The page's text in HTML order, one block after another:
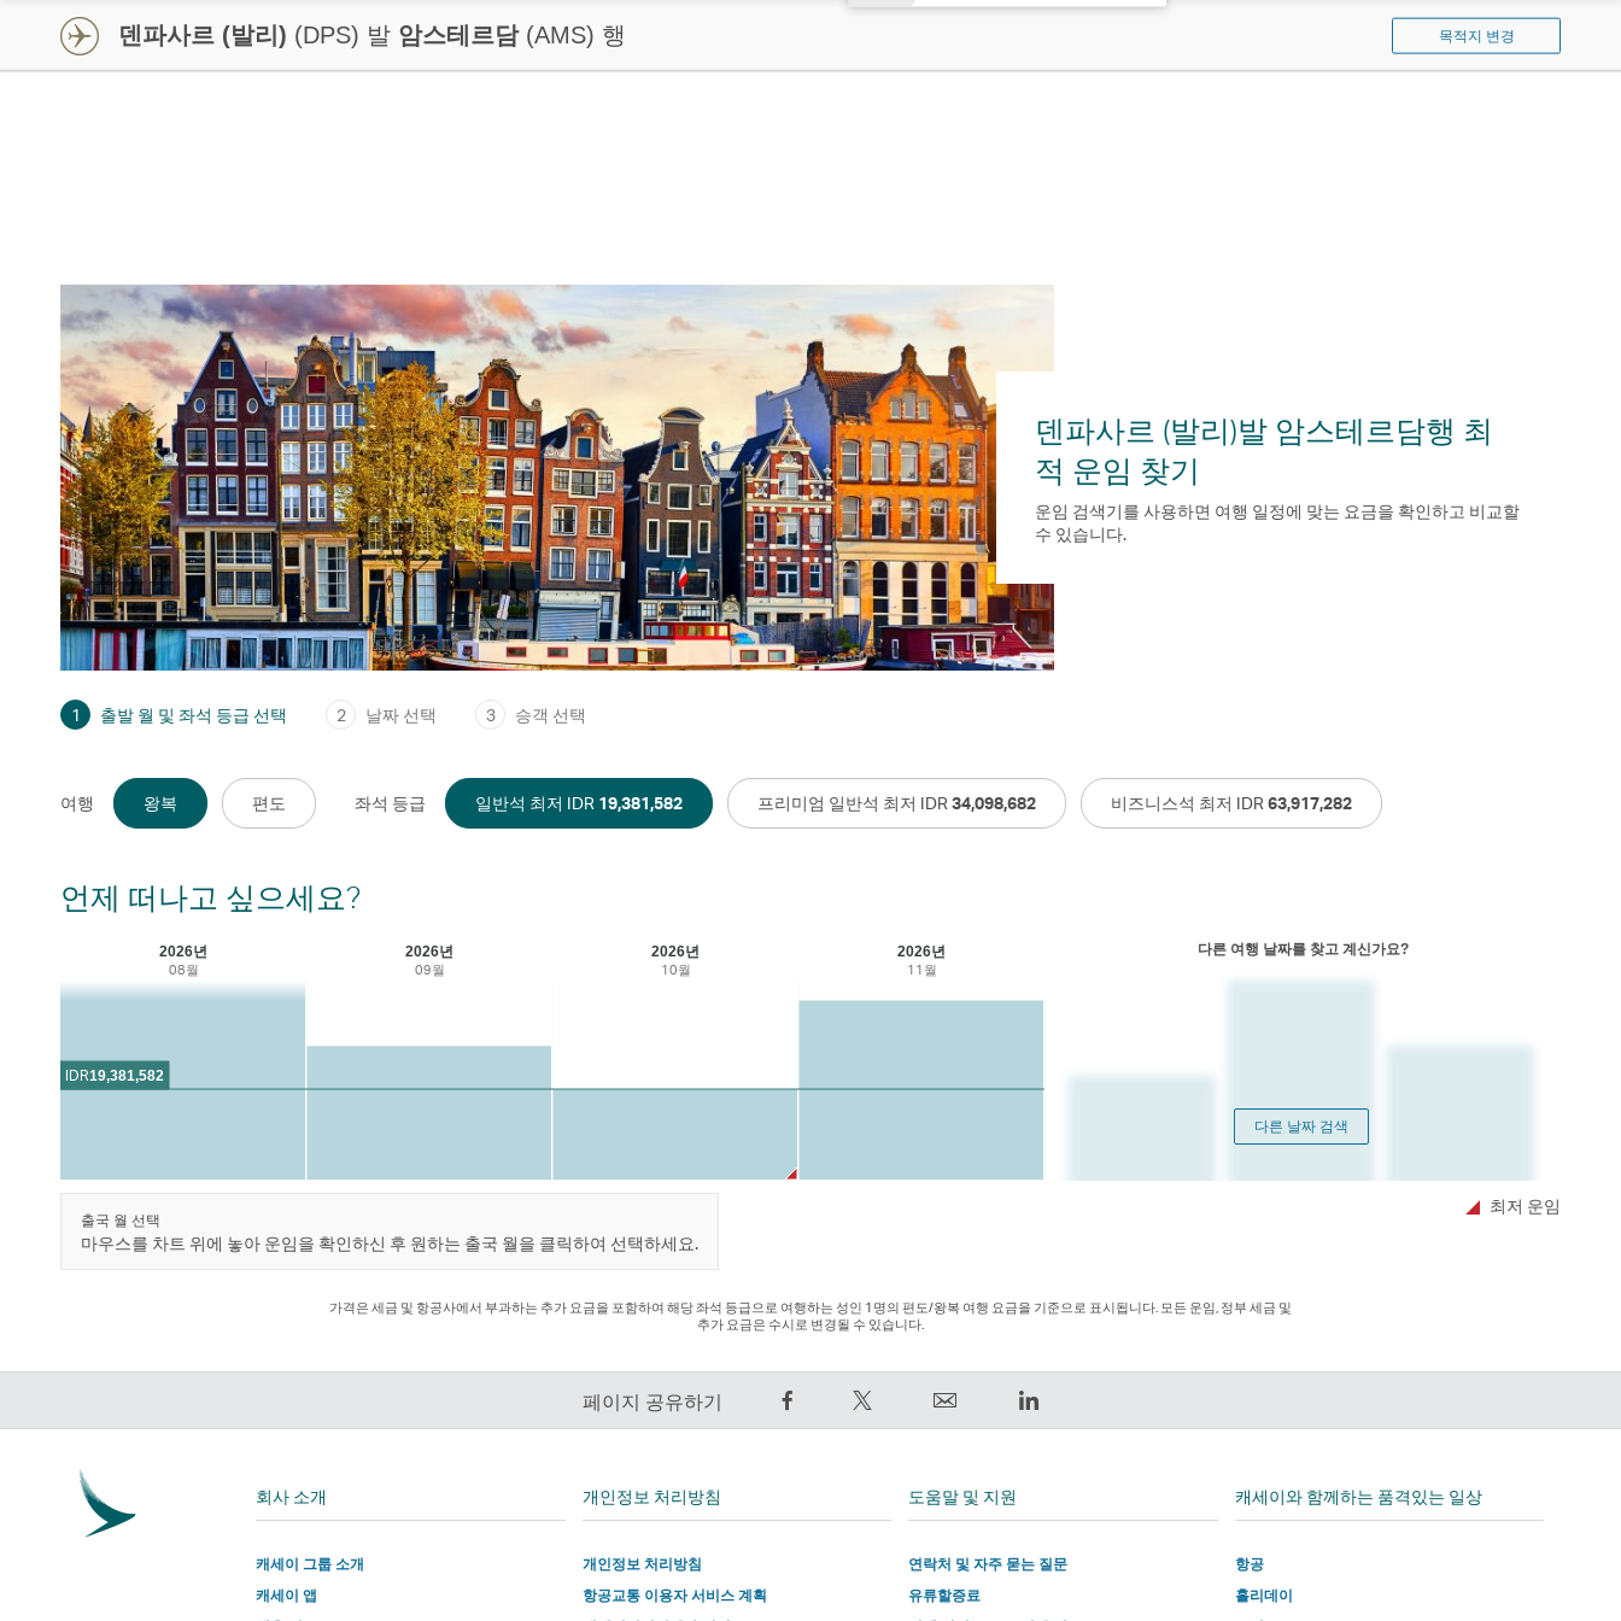
퍼
시
픽
덴파사르 (발리) (DPS) 발 암스테르담(AMS) 행 목적지 변경
덴파사르 (발리)발 암스테르담행 최
적 운임 찾기
운임 검색기를 사용하면 여행 일정에 맞는 요금을 확인하고 비교할
수 있습니다.
1 출발 월 및 좌석 등급 선택 2 날짜 선택 3 승객 선택
여행 왕복 편도 좌석 등급 일반석 최저 IDR 19,381,582 프리미엄 일반석 최저 IDR 34,098,682 비즈니스석 최저 IDR 63,917,282
언제 떠나고 싶으세요?
2026년
08월
2026년
09월
2026년
10월
2026년
11월
IDR19,381,582
다른 여행 날짜를 찾고 계신가요?
다른 날짜 검색
출국 월 선택
마우스를 차트 위에 놓아 운임을 확인하신 후 원하는 출국 월을 클릭하여 선택하세요.
최저 운임
가격은 세금 및 항공사에서 부과하는 추가 요금을 포함하여 해당 좌석 등급으로 여행하는 성인 1명의 편도/왕복 여행 요금을 기준으로 표시됩니다. 모든 운임, 정부 세금 및
추가 요금은 수시로 변경될 수 있습니다.
페이지 공유하기
Facebook
에
유
윗
–
외
타
사
서
운
LinkedIn
외
사
서
회사 소개
캐세이 그룹 소개
캐세이 앱
개인정보 처리방침
개인정보 처리방침
항공교통 이용자 서비스 계획
도움말 및 지원
연락처 및 자주 묻는 질문
유류할증료
캐세이와 함께하는 품격있는 일상
항공
홀리데이